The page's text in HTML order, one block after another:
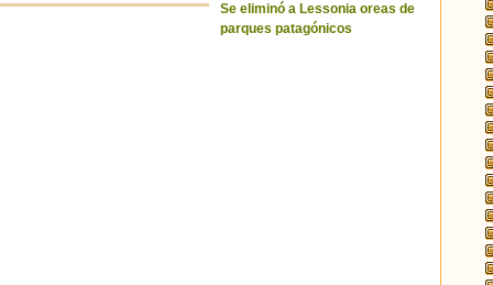
Se eliminó a Lessonia oreas de
parques patagónicos